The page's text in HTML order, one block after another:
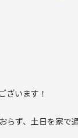
っちゃ出ます笑
けど、一番はこっち
ざいます！
らず、土日を家